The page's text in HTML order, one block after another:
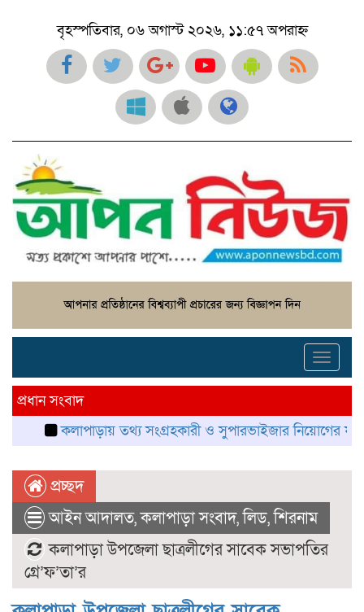
বৃহস্পতিবার, ০৬ অগাস্ট ২০২৬, ১১:৫৭ অপরাহ্ন
প্রধান সংবাদ
কলাপাড়ায় তথ্য সংগ্রহকারী ও সুপারভাইজার নিয়োগের ফল প্রকাশ,
প্রচ্ছদ
আইন আদালত,কলাপাড়া সংবাদ,লিড,শিরনাম
কলাপাড়া উপজেলা ছাত্রলীগের সাবেক সভাপতির
গ্রে’ফ’তা’র